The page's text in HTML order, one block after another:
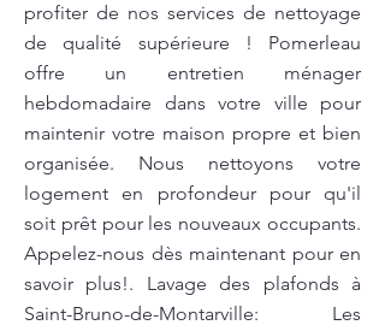
profiter de nos services de nettoyage
de qualité supérieure ! Pomerleau
offre un entretien ménager
hebdomadaire dans votre ville pour
maintenir votre maison propre et bien
organisée. Nous nettoyons votre
logement en profondeur pour qu'il
soit prêt pour les nouveaux occupants.
Appelez-nous dès maintenant pour en
savoir plus!. Lavage des plafonds à
Saint-Bruno-de-Montarville: Les